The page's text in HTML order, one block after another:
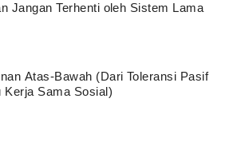
Jangan Terhenti oleh Sistem Lama
Atas-Bawah (Dari Toleransi Pasif
Kerja Sama Sosial)